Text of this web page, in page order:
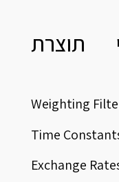
תוצרת
Weighting
Time
Exchange